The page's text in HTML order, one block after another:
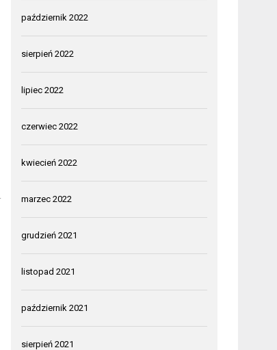
październik 2022
sierpień 2022
lipiec 2022
czerwiec 2022
kwiecień 2022
marzec 2022
grudzień 2021
listopad 2021
październik 2021
sierpień 2021